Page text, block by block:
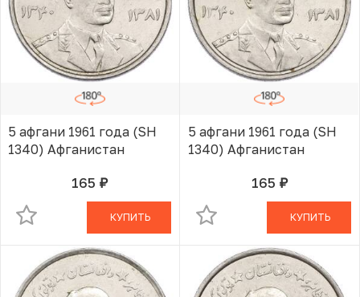
5 афгани 1961 года (SH
1340) Афганистан
165 руб.В КОРЗИНЕ
КУПИТЬ
5 афгани 1961 года (SH
1340) Афганистан
165 руб.В КОРЗИНЕ
КУПИТЬ